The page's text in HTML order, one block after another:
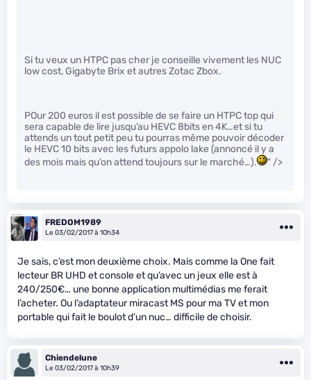
Si tu veux un HTPC pas cher je conseille vivement les NUC
low cost, Gigabyte Brix et autres Zotac Zbox.
POur 200 euros il est possible de se faire un HTPC top qui
sera capable de lire jusqu’au HEVC 8bits en 4K…et si tu
attends un tout petit peu tu pourras même pouvoir décoder
le HEVC 10 bits avec les futurs appolo lake (annoncé il y a
des mois mais qu’on attend toujours sur le marché…).
" />
FREDOM1989
Le 03/02/2017 à 10h34
Je sais, c’est mon deuxième choix. Mais comme la One fait
lecteur BR UHD et console et qu’avec un jeux elle est à
240/250€… une bonne application multimédias me ferait
l’acheter. Ou l’adaptateur miracast MS pour ma TV et mon
portable qui fait le boulot d’un nuc… difficile de choisir.
Chiendelune
Le 03/02/2017 à 10h39